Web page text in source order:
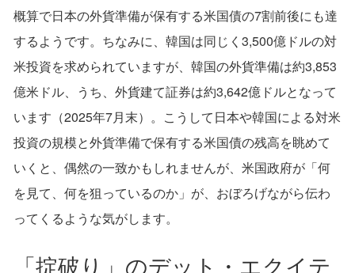
概算で日本の外貨準備が保有する米国債の7割前後にも達
するようです。ちなみに、韓国は同じく3,500億ドルの対
米投資を求められていますが、韓国の外貨準備は約3,853
億米ドル、うち、外貨建て証券は約3,642億ドルとなって
います（2025年7月末）。こうして日本や韓国による対米
投資の規模と外貨準備で保有する米国債の残高を眺めて
いくと、偶然の一致かもしれませんが、米国政府が「何
を見て、何を狙っているのか」が、おぼろげながら伝わ
ってくるような気がします。
「掟破り」のデット・エクイテ